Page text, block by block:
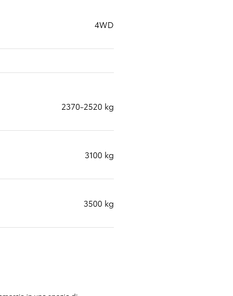
4WD
2370-2520 kg
3100 kg
3500 kg